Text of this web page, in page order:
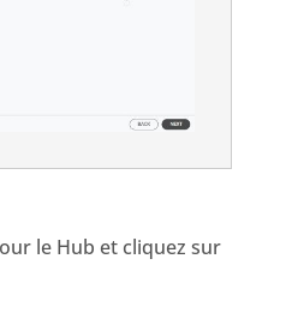
le Hub et cliquez sur